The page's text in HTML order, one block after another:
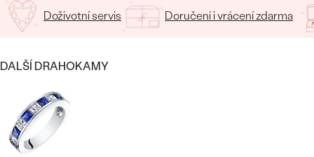
Nejprodávanější
snubní prsteny
DRAHOKAM
DLE MATERIÁLU
ZLATO
PLATINA
S DRAHOKAMY
S LAB-GROWN DIAMANTY
S PERLAMI
DLE STYLU
CENOVĚ DOSTUPNÉ
LUXUSNÍ
CENOVĚ DOSTUPNÉ
Doživotní servis Doručení i vrácení zdarma
DALŠÍ DRAHOKAMY